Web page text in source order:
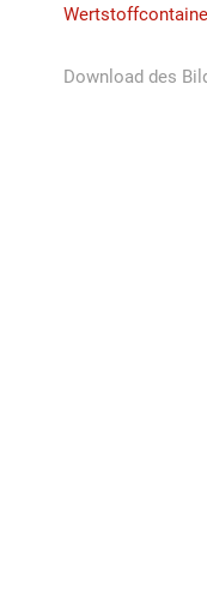
Download des